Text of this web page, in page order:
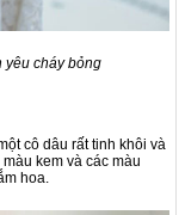
yêu cháy bỏng
cô dâu rất tinh khôi và
kem và các màu
hoa.